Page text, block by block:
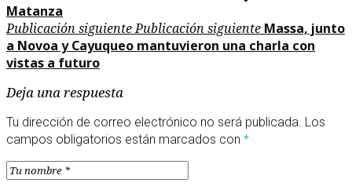
Matanza
Publicación siguientePublicación siguiente Massa, junto
a Novoa y Cayuqueo mantuvieron una charla con
vistas a futuro
Deja una respuesta
Tu dirección de correo electrónico no será publicada. Los
campos obligatorios están marcados con *